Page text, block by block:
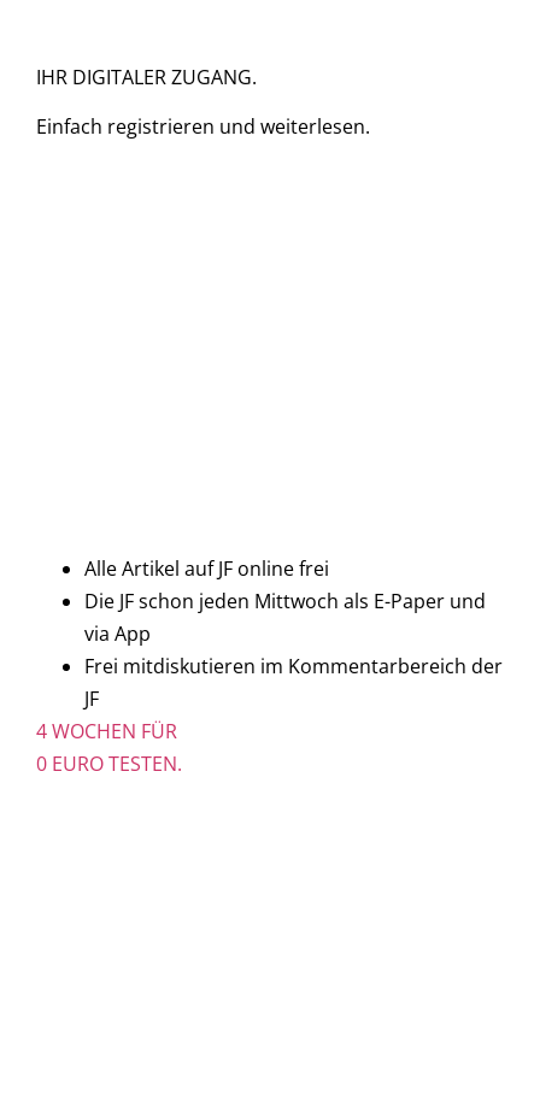
IHR DIGITALER ZUGANG.
Einfach registrieren und weiterlesen.
Alle Artikel auf JF online frei
Die JF schon jeden Mittwoch als E-Paper und
via App
Frei mitdiskutieren im Kommentarbereich der
JF
4 WOCHEN FÜR
0 EURO TESTEN.